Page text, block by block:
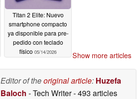
Titan 2 Elite: Nuevo
smartphone compacto
ya disponible para pre-
pedido con teclado
físico 05/14/2026 Show more articles
Editor of theoriginal article: Huzefa
Baloch - Tech Writer- 493 articles